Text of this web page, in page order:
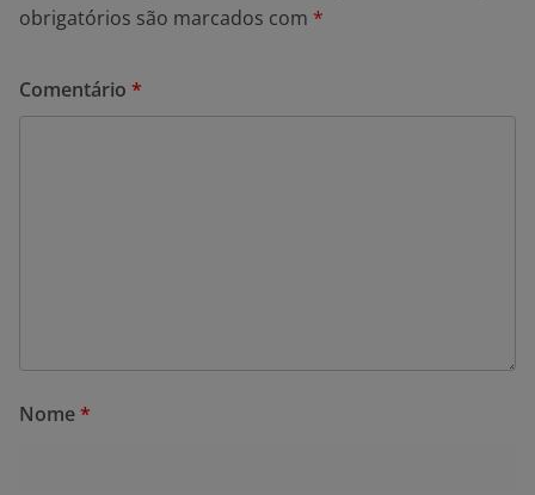
obrigatórios são marcados com *
Comentário *
Nome*